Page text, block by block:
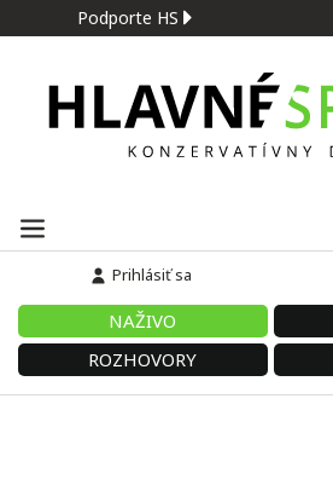
Podporte HS
Prihlásiť sa
NAŽIVO
ROZHOVORY